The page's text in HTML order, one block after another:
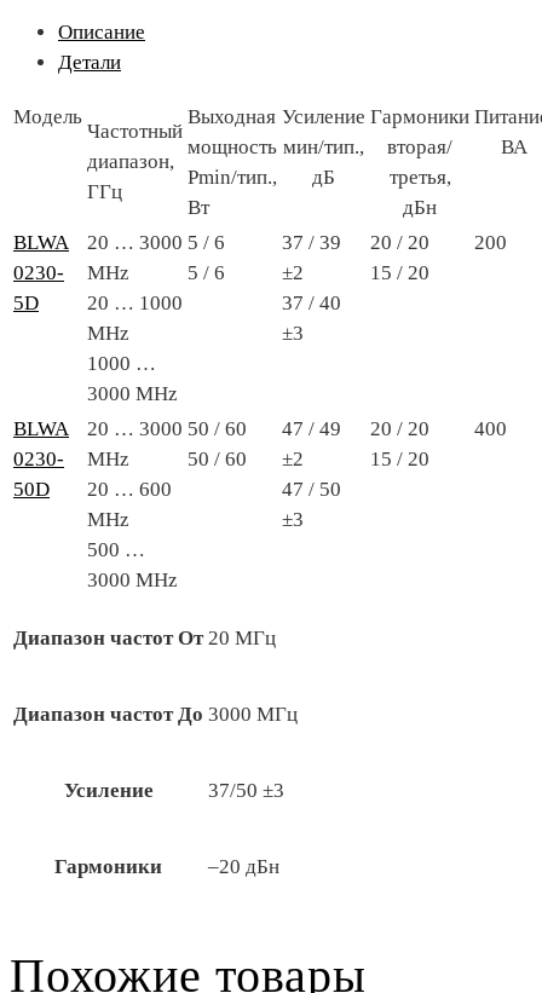
Описание
Детали
Модель
Частотный
диапазон,
ГГц
Выходная
мощность
Pmin/тип.,
Вт
Усиление
мин/тип.,
дБ
Гармоники
вторая/
третья,
дБн
ВА
BLWA
0230-
5D
20 … 3000
MHz
20 … 1000
MHz
1000 …
3000 MHz
5 / 6
5 / 6
37 / 39
±2
37 / 40
±3
20 / 20
15 / 20
200
BLWA
0230-
50D
20 … 3000
MHz
20 … 600
MHz
500 …
3000 MHz
50 / 60
50 / 60
47 / 49
±2
47 / 50
±3
20 / 20
15 / 20
400
Диапазон частот От 20 МГц
Диапазон частот До 3000 МГц
Усиление 37/50 ±3
Гармоники –20 дБн
Похожие товары